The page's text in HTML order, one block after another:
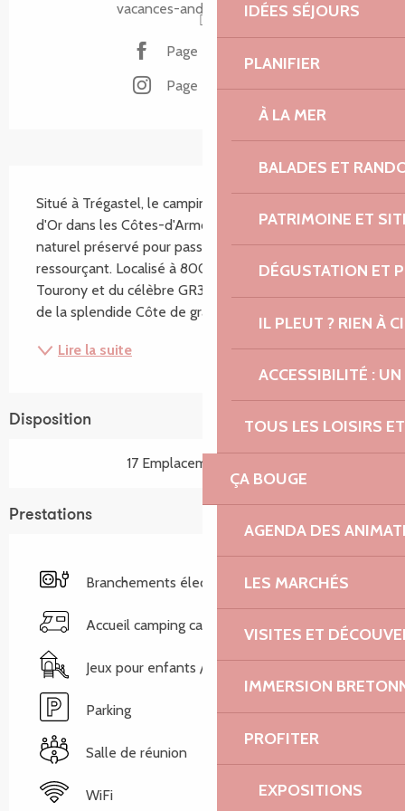
IDÉES SÉJOURS
PLANIFIER
À LA MER
BALADES ET
PATRIMOINE ET
DÉGUSTATION ET
IL PLEUT ? RIEN À
ACCESSIBILITÉ :
TOUS LES LOISIRS
ÇA BOUGE
AGENDA DES
LES MARCHÉS
VISITES ET
IMMERSION
PROFITER
EXPOSITIONS
vacances-andretrigano.com
Page Facebook
Page Instagram
Situé à Trégastel, le camping piétonnier Les Ajoncs
d'Or dans les Côtes-d'Armor est au cœur d'un cadre
naturel préservé pour passer un séjour convivial et
ressourçant. Localisé à 800 mètres de la plage de
Tourony et du célèbre GR34, partez à la découverte
de la splendide Côte de granit rose et de...
Lire la suite
Disposition
17 Emplacement(s) nu(s)
Prestations
Branchements électriques
Accueil camping car
Jeux pour enfants / Espace jeux
Parking
Salle de réunion
WiFi